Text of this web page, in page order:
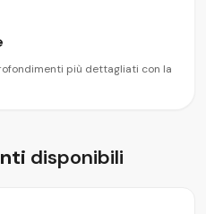
più dettagliati con la
disponibili